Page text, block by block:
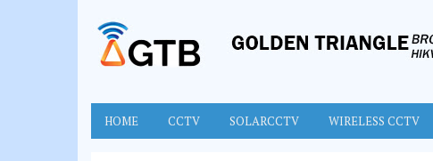
HOME CCTV SOLARCCTV WIRELESS CCTV